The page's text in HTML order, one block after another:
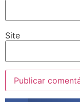
Site